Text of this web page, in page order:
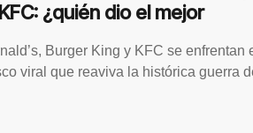
¿quién dio el mejor
Burger King y KFC se enfrentan
viral que reaviva la histórica guerra